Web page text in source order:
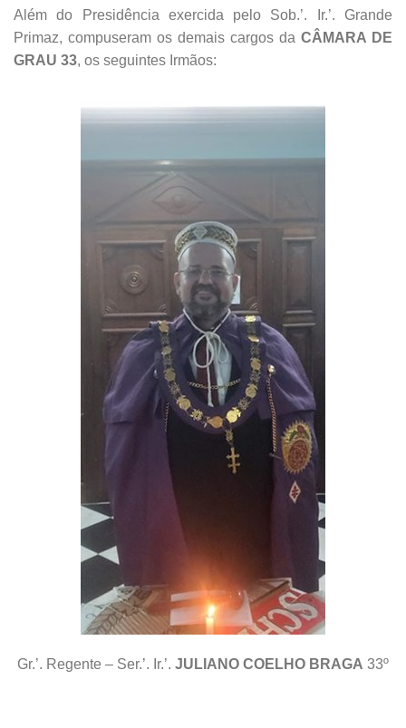
Além do Presidência exercida pelo Sob.’. Ir.’. Grande
Primaz, compuseram os demais cargos da CÂMARA DE
GRAU 33, os seguintes Irmãos:
Gr.’. Regente – Ser.’. Ir.’. JULIANO COELHO BRAGA 33º